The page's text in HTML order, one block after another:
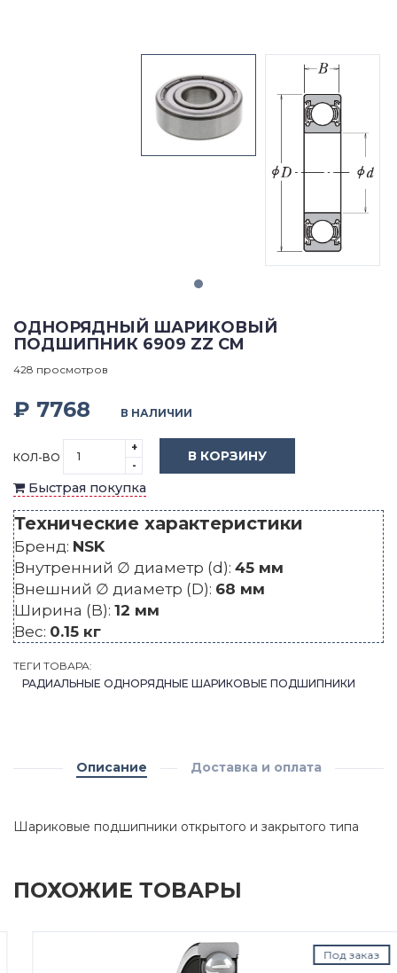
ОДНОРЯДНЫЙ ШАРИКОВЫЙ
ПОДШИПНИК 6909 ZZ CM
428 просмотров
₽ 7768 В НАЛИЧИИ
КОЛ-ВО
+
-
В КОРЗИНУ
Быстрая покупка
Технические характеристики
Бренд: NSK
Внутренний ∅ диаметр (d): 45 мм
Внешний ∅ диаметр (D): 68 мм
Ширина (B): 12 мм
Вес: 0.15 кг
ТЕГИ ТОВАРА:
РАДИАЛЬНЫЕ ОДНОРЯДНЫЕ ШАРИКОВЫЕ ПОДШИПНИКИ
Описание Доставка и оплата
Шариковые подшипники открытого и закрытого типа
ПОХОЖИЕ ТОВАРЫ
Под заказ